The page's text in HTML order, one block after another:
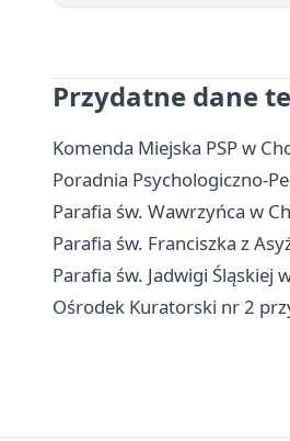
Przydatne dane
Komenda Miejska PSP w
Poradnia Psychologiczno-
Parafia św. Wawrzyńca w
Parafia św. Franciszka z
Parafia św. Jadwigi Śląskiej
Ośrodek Kuratorski nr 2